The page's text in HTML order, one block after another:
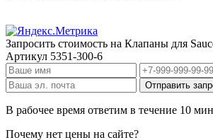
Запросить стоимость на Клапаны для
Артикул 5351-300-6
В рабочее время ответим в течение 10
Почему нет цены на сайте?